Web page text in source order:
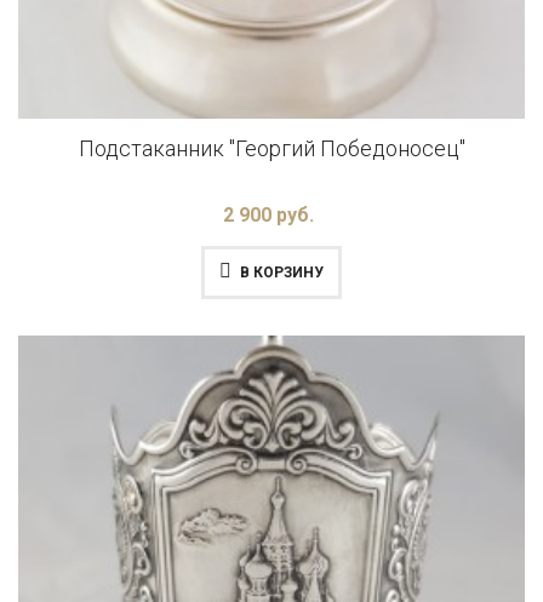
Подстаканник "Георгий Победоносец"
2 900 руб.
В КОРЗИНУ